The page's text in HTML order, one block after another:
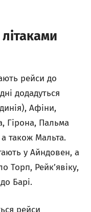
рейси до
додадуться
Афіни,
Гірона, Пальма
також Мальта.
у Айндовен, а
Торп, Рейк’явіку,
Барі.
рейси